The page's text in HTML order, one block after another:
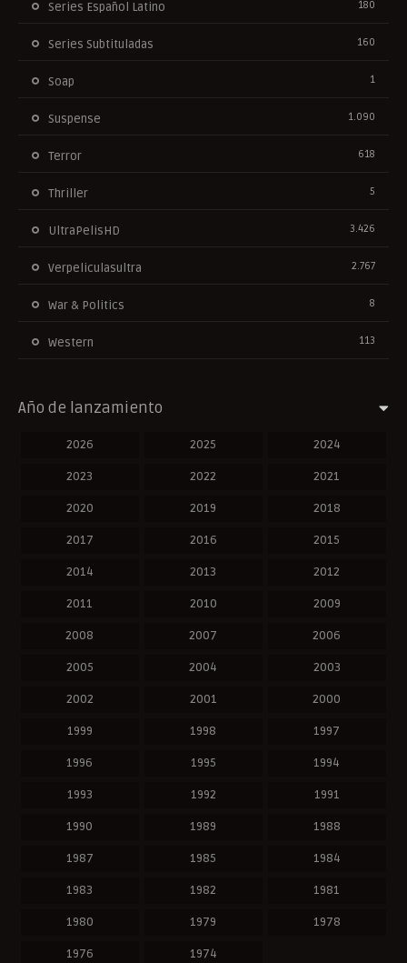
Series Español Latino 180
Series Subtituladas 160
Soap 1
Suspense 1.090
Terror 618
Thriller 5
UltraPelisHD 3.426
Verpeliculasultra 2.767
War & Politics 8
Western 113
Año de lanzamiento
2026 2025 2024
2023 2022 2021
2020 2019 2018
2017 2016 2015
2014 2013 2012
2011 2010 2009
2008 2007 2006
2005 2004 2003
2002 2001 2000
1999 1998 1997
1996 1995 1994
1993 1992 1991
1990 1989 1988
1987 1985 1984
1983 1982 1981
1980 1979 1978
1976 1974